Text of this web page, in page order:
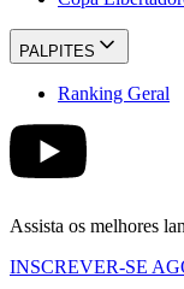
PALPITES
Ranking Geral
Assista os melhores
INSCREVER-SE